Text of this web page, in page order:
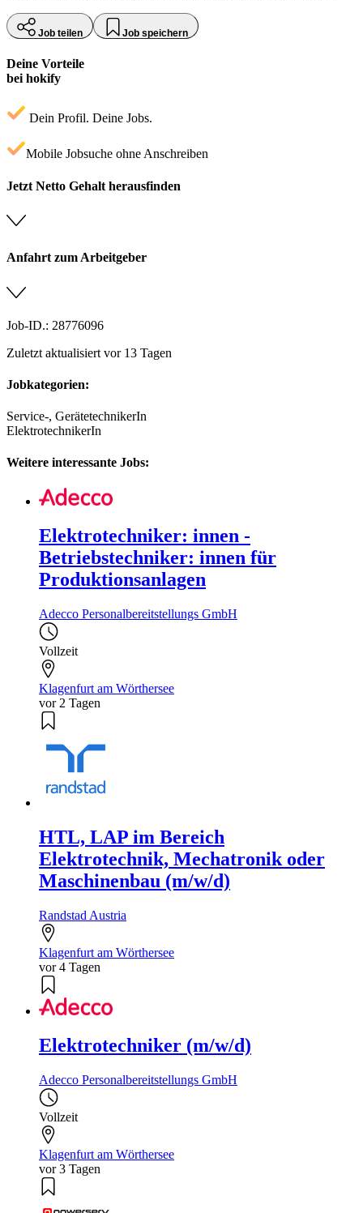
Job teilen Job speichern
Deine Vorteile
bei hokify
Dein Profil. Deine Jobs.
Mobile Jobsuche ohne Anschreiben
Jetzt Netto Gehalt herausfinden
Anfahrt zum Arbeitgeber
Job-ID.: 28776096
Zuletzt aktualisiert vor 13 Tagen
Jobkategorien:
Service-, GerätetechnikerIn
ElektrotechnikerIn
Weitere interessante Jobs:
Elektrotechniker: innen -
Betriebstechniker: innen für
Produktionsanlagen
Adecco Personalbereitstellungs GmbH
Vollzeit
Klagenfurt am Wörthersee
vor 2 Tagen
HTL, LAP im Bereich
Elektrotechnik, Mechatronik oder
Maschinenbau (m/w/d)
Randstad Austria
Klagenfurt am Wörthersee
vor 4 Tagen
Elektrotechniker (m/w/d)
Adecco Personalbereitstellungs GmbH
Vollzeit
Klagenfurt am Wörthersee
vor 3 Tagen